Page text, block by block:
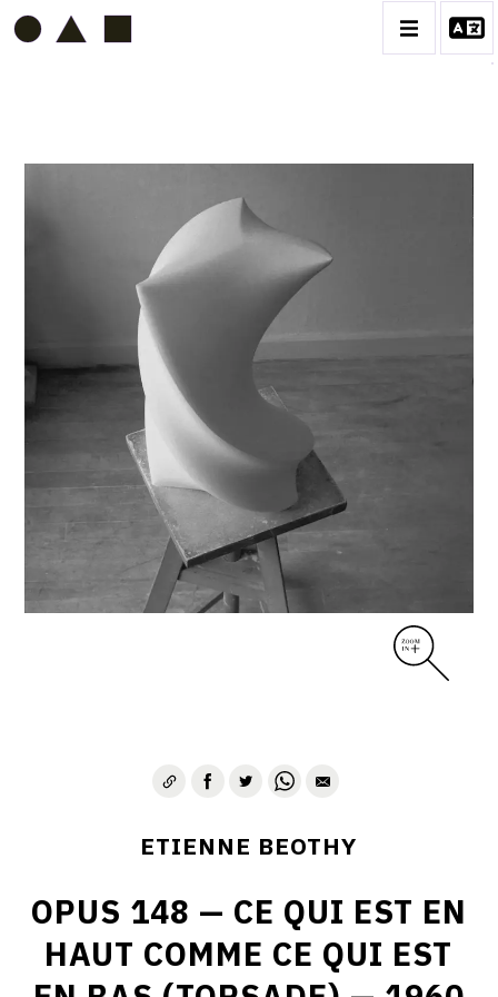
ETIENNE BEOTHY
BIOGRAPHIE
CATALOGUE DES OEUVRES
VOL. 1 - LES SCULPTURES
CONTACT
ETIENNE BEOTHY
OPUS 148 — CE QUI EST EN
HAUT COMME CE QUI EST